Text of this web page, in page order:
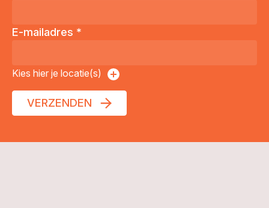
E-mailadres *
Kies hier je locatie(s)
VERZENDEN